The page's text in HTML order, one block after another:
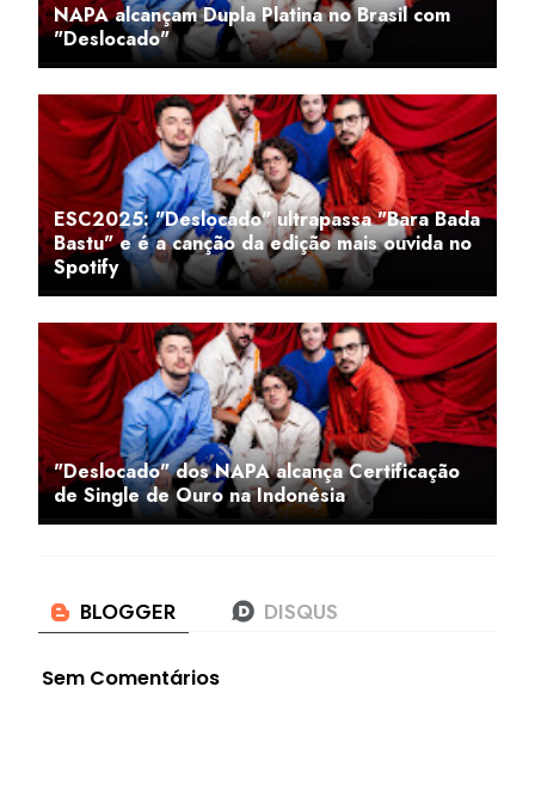
NAPA alcançam Dupla Platina no Brasil com
"Deslocado"
ESC2025: "Deslocado" ultrapassa "Bara Bada
Bastu" e é a canção da edição mais ouvida no
Spotify
"Deslocado" dos NAPA alcança Certificação
de Single de Ouro na Indonésia
Sem Comentários